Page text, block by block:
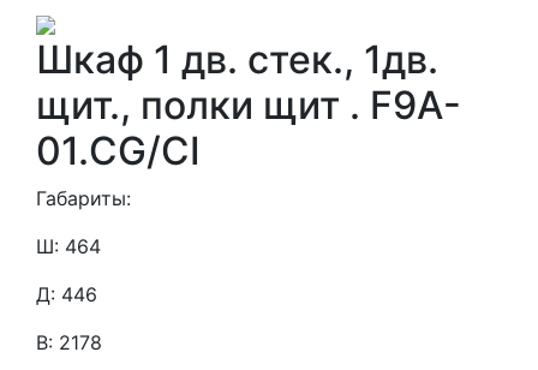
Шкаф 1 дв. стек., 1дв.
щит., полки щит . F9A-
01.CG/CI
Габариты:
Ш: 464
Д: 446
В: 2178